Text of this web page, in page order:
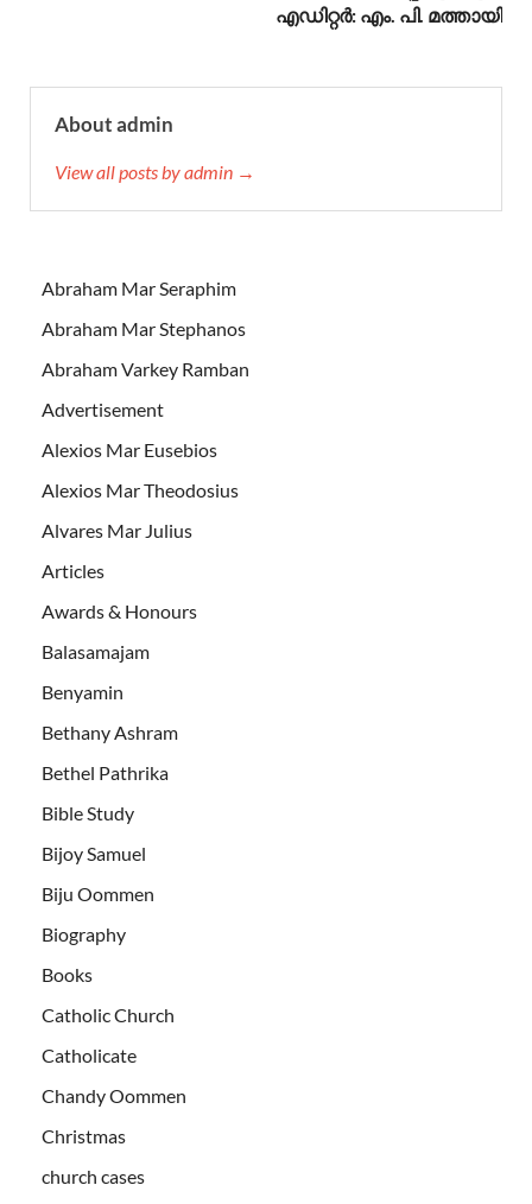
എഡിറ്റര്‍: എം. പി. മത്തായി
About admin
View all posts by admin →
Abraham Mar Seraphim
Abraham Mar Stephanos
Abraham Varkey Ramban
Advertisement
Alexios Mar Eusebios
Alexios Mar Theodosius
Alvares Mar Julius
Articles
Awards & Honours
Balasamajam
Benyamin
Bethany Ashram
Bethel Pathrika
Bible Study
Bijoy Samuel
Biju Oommen
Biography
Books
Catholic Church
Catholicate
Chandy Oommen
Christmas
church cases